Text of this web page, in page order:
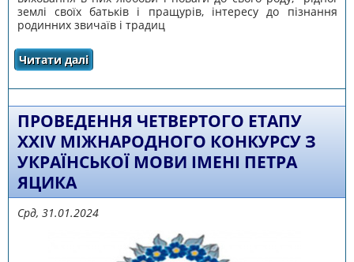
землі своїх батьків і пращурів, інтересу до пізнання
родинних звичаїв і традиц
Читати далі
ВІЩА»
ПРОВЕДЕННЯ ЧЕТВЕРТОГО ЕТАПУ
XХIV МІЖНАРОДНОГО КОНКУРСУ З
УКРАЇНСЬКОЇ МОВИ ІМЕНІ ПЕТРА
ЯЦИКА
Срд, 31.01.2024